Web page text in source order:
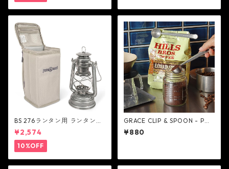
BS 276ランタン用 ランタンケ
ース - FEUERHAND
¥2,574
10%OFF
GRACE CLIP & SPOON - POS
T GENERAL
¥880